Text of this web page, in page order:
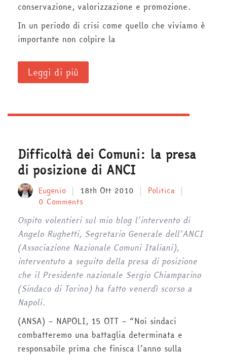
conservazione, valorizzazione e promozione.
In un periodo di crisi come quello che viviamo è
importante non colpire la
Leggi di più
Difficoltà dei Comuni: la presa
di posizione di ANCI
Eugenio 18th Ott 2010
Politica
0 Comments
Ospito volentieri sul mio blog l’intervento di
Angelo Rughetti, Segretario Generale dell’ANCI
(Associazione Nazionale Comuni Italiani),
interventuto a seguito della presa di posizione
che il Presidente nazionale Sergio Chiamparino
(Sindaco di Torino) ha fatto venerdì scorso a
Napoli.
(ANSA) – NAPOLI, 15 OTT – “Noi sindaci
combatteremo una battaglia determinata e
responsabile prima che finisca l’anno sulla